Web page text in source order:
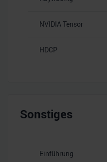
NVIDIA Tensor
HDCP
Sonstiges
Einführung